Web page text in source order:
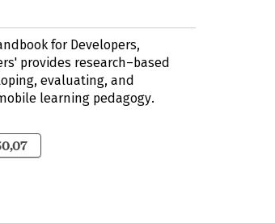
for Developers,
provides research–based
evaluating, and
learning pedagogy.